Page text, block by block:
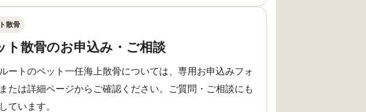
散骨
ト散骨のお申込み・ご相談
ートのペット一任海上散骨については、専用お申込みフォ
たは詳細ページからご確認ください。ご質問・ご相談にも
ています。